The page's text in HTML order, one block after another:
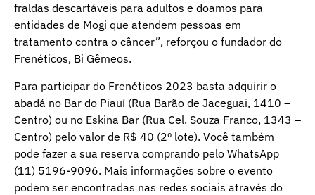
fraldas descartáveis para adultos e doamos para
entidades de Mogi que atendem pessoas em
tratamento contra o câncer”, reforçou o fundador do
Frenéticos, Bi Gêmeos.
Para participar do Frenéticos 2023 basta adquirir o
abadá no Bar do Piauí (Rua Barão de Jaceguai, 1410 –
Centro) ou no Eskina Bar (Rua Cel. Souza Franco, 1343 –
Centro) pelo valor de R$ 40 (2º lote). Você também
pode fazer a sua reserva comprando pelo WhatsApp
(11) 5196-9096. Mais informações sobre o evento
podem ser encontradas nas redes sociais através do